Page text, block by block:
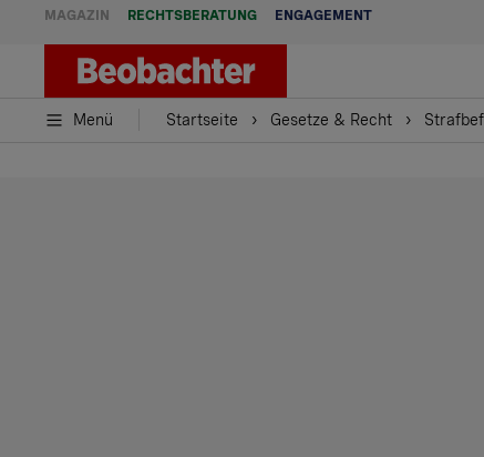
MAGAZIN RECHTSBERATUNG ENGAGEMENT
Menü Startseite Gesetze & Recht